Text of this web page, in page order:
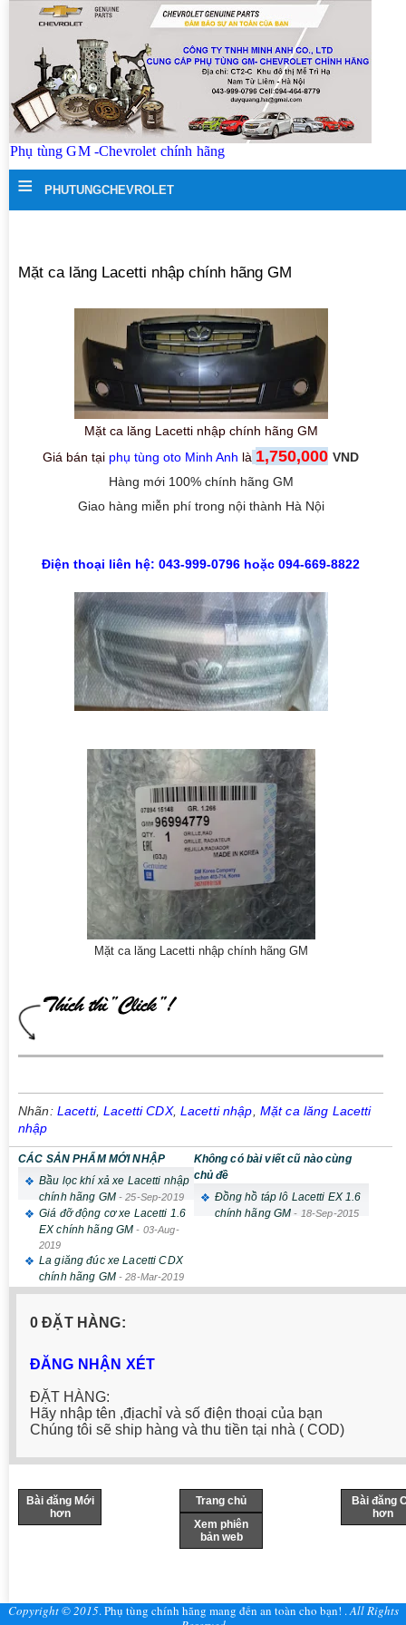
Phụ tùng GM -Chevrolet chính hãng
≡ PHUTUNGCHEVROLET
Mặt ca lăng Lacetti nhập chính hãng GM
Mặt ca lăng Lacetti nhập chính hãng GM
Giá bán tại phụ tùng oto Minh Anh là 1,750,000 VND
Hàng mới 100% chính hãng GM
Giao hàng miễn phí trong nội thành Hà Nội
Điện thoại liên hệ: 043-999-0796 hoặc 094-669-8822
Mặt ca lăng Lacetti nhập chính hãng GM
Nhãn: Lacetti,Lacetti CDX, Lacetti nhập Mặt ca lăng Lacetti
nhập
CÁC SẢN PHẨM MỚI NHẬP
Bầu lọc khí xả xe Lacetti nhập
chính hãng GM-25-Sep-2019
Giá đỡ động cơ xe Lacetti 1.6
EX chính hãng GM - 03-Aug-
2019
La giăng đúc xe Lacetti CDX
chính hãng GM-28-Mar-2019
Không có bài viết cũ nào cùng
chủ đề
Đồng hồ táp lô Lacetti EX 1.6
chính hãng GM - 18-Sep-2015
0 ĐẶT HÀNG:
ĐĂNG NHẬN XÉT
ĐẶT HÀNG:
Hãy nhập tên ,địachỉ và số điện thoại của bạn
Chúng tôi sẽ ship hàng và thu tiền tại nhà ( COD)
Bài đăng Mới
hơn
Bài đăng
hơn
Trang chủ
Xem phiên
bản web
Copyright © 2015.Phụ tùng chính hãng mang đến an toàn cho bạn! .All Rights